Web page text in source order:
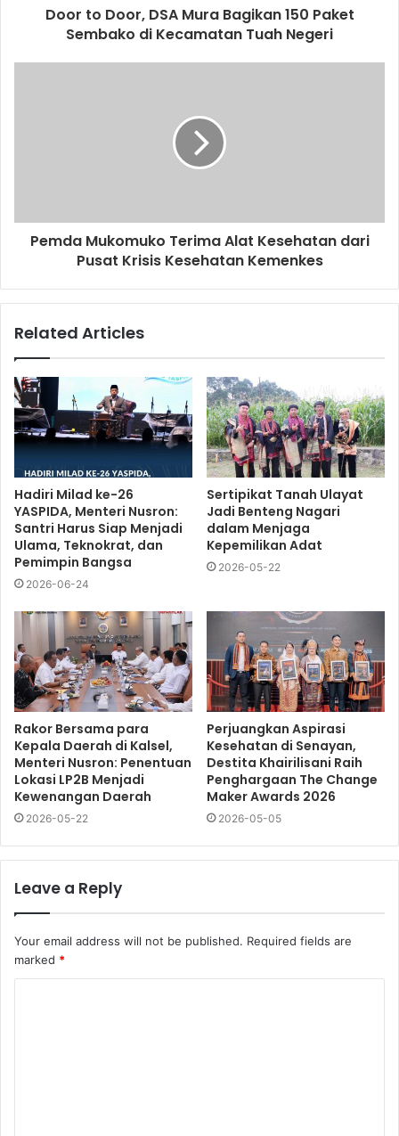
Door to Door, DSA Mura Bagikan 150 Paket
Sembako di Kecamatan Tuah Negeri
Pemda Mukomuko Terima Alat Kesehatan dari
Pusat Krisis Kesehatan Kemenkes
Related Articles
Hadiri Milad ke-26
YASPIDA, Menteri Nusron:
Santri Harus Siap Menjadi
Ulama, Teknokrat, dan
Pemimpin Bangsa
2026-06-24
Sertipikat Tanah Ulayat
Jadi Benteng Nagari
dalam Menjaga
Kepemilikan Adat
2026-05-22
Rakor Bersama para
Kepala Daerah di Kalsel,
Menteri Nusron: Penentuan
Lokasi LP2B Menjadi
Kewenangan Daerah
2026-05-22
Perjuangkan Aspirasi
Kesehatan di Senayan,
Destita Khairilisani Raih
Penghargaan The Change
Maker Awards 2026
2026-05-05
Leave a Reply
Your email address will not be published. Required fields are
marked *